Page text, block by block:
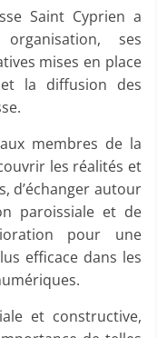
Saint Cyprien a
ses
mises en place
la diffusion des
membres de la
les réalités et
d’échanger autour
paroissiale et de
pour une
efficace dans les
et constructive,